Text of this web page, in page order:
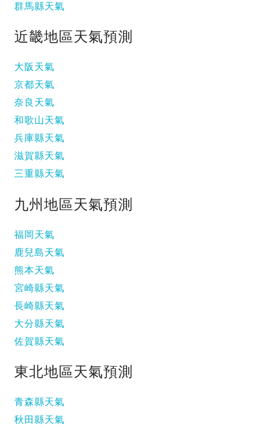
群馬縣天氣
近畿地區天氣預測
大阪天氣
京都天氣
奈良天氣
和歌山天氣
兵庫縣天氣
滋賀縣天氣
三重縣天氣
九州地區天氣預測
福岡天氣
鹿兒島天氣
熊本天氣
宮崎縣天氣
長崎縣天氣
大分縣天氣
佐賀縣天氣
東北地區天氣預測
青森縣天氣
秋田縣天氣